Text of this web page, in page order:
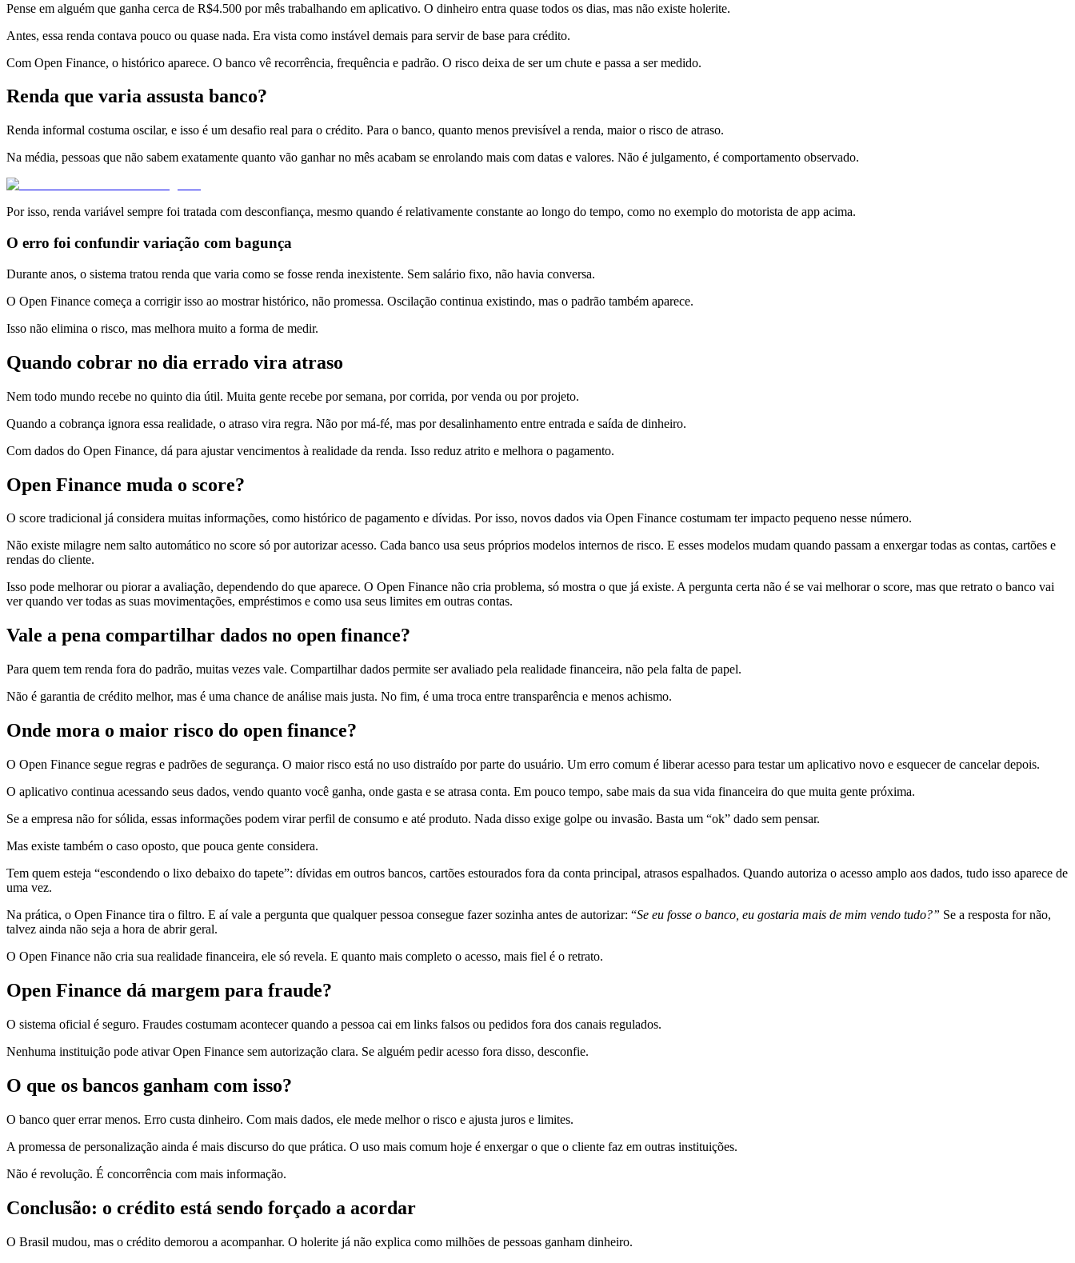
Pense em alguém que ganha cerca de R$4.500 por mês trabalhando em aplicativo. O dinheiro entra quase todos os dias, mas não existe holerite.
Antes, essa renda contava pouco ou quase nada. Era vista como instável demais para servir de base para crédito.
Com Open Finance, o histórico aparece. O banco vê recorrência, frequência e padrão. O risco deixa de ser um chute e passa a ser medido.
Renda que varia assusta banco?
Renda informal costuma oscilar, e isso é um desafio real para o crédito. Para o banco, quanto menos previsível a renda, maior o risco de atraso.
Na média, pessoas que não sabem exatamente quanto vão ganhar no mês acabam se enrolando mais com datas e valores. Não é julgamento, é comportamento observado.
Por isso, renda variável sempre foi tratada com desconfiança, mesmo quando é relativamente constante ao longo do tempo, como no exemplo do motorista de app acima.
O erro foi confundir variação com bagunça
Durante anos, o sistema tratou renda que varia como se fosse renda inexistente. Sem salário fixo, não havia conversa.
O Open Finance começa a corrigir isso ao mostrar histórico, não promessa. Oscilação continua existindo, mas o padrão também aparece.
Isso não elimina o risco, mas melhora muito a forma de medir.
Quando cobrar no dia errado vira atraso
Nem todo mundo recebe no quinto dia útil. Muita gente recebe por semana, por corrida, por venda ou por projeto.
Quando a cobrança ignora essa realidade, o atraso vira regra. Não por má-fé, mas por desalinhamento entre entrada e saída de dinheiro.
Com dados do Open Finance, dá para ajustar vencimentos à realidade da renda. Isso reduz atrito e melhora o pagamento.
Open Finance muda o score?
O score tradicional já considera muitas informações, como histórico de pagamento e dívidas. Por isso, novos dados via Open Finance costumam ter impacto pequeno nesse número.
Não existe milagre nem salto automático no score só por autorizar acesso. Cada banco usa seus próprios modelos internos de risco. E esses modelos mudam quando passam a enxergar todas as contas, cartões e
rendas do cliente.
Isso pode melhorar ou piorar a avaliação, dependendo do que aparece. O Open Finance não cria problema, só mostra o que já existe. A pergunta certa não é se vai melhorar o score, mas que retrato o banco vai
ver quando ver todas as suas movimentações, empréstimos e como usa seus limites em outras contas.
Vale a pena compartilhar dados no open finance?
Para quem tem renda fora do padrão, muitas vezes vale. Compartilhar dados permite ser avaliado pela realidade financeira, não pela falta de papel.
Não é garantia de crédito melhor, mas é uma chance de análise mais justa. No fim, é uma troca entre transparência e menos achismo.
Onde mora o maior risco do open finance?
O Open Finance segue regras e padrões de segurança. O maior risco está no uso distraído por parte do usuário. Um erro comum é liberar acesso para testar um aplicativo novo e esquecer de cancelar depois.
O aplicativo continua acessando seus dados, vendo quanto você ganha, onde gasta e se atrasa conta. Em pouco tempo, sabe mais da sua vida financeira do que muita gente próxima.
Se a empresa não for sólida, essas informações podem virar perfil de consumo e até produto. Nada disso exige golpe ou invasão. Basta um “ok” dado sem pensar.
Mas existe também o caso oposto, que pouca gente considera.
Tem quem esteja “escondendo o lixo debaixo do tapete”: dívidas em outros bancos, cartões estourados fora da conta principal, atrasos espalhados. Quando autoriza o acesso amplo aos dados, tudo isso aparece de
uma vez.
Na prática, o Open Finance tira o filtro. E aí vale a pergunta que qualquer pessoa consegue fazer sozinha antes de autorizar: “Se eu fosse o banco, eu gostaria mais de mim vendo tudo?” Se a resposta for não,
talvez ainda não seja a hora de abrir geral.
O Open Finance não cria sua realidade financeira, ele só revela. E quanto mais completo o acesso, mais fiel é o retrato.
Open Finance dá margem para fraude?
O sistema oficial é seguro. Fraudes costumam acontecer quando a pessoa cai em links falsos ou pedidos fora dos canais regulados.
Nenhuma instituição pode ativar Open Finance sem autorização clara. Se alguém pedir acesso fora disso, desconfie.
O que os bancos ganham com isso?
O banco quer errar menos. Erro custa dinheiro. Com mais dados, ele mede melhor o risco e ajusta juros e limites.
A promessa de personalização ainda é mais discurso do que prática. O uso mais comum hoje é enxergar o que o cliente faz em outras instituições.
Não é revolução. É concorrência com mais informação.
Conclusão: o crédito está sendo forçado a acordar
O Brasil mudou, mas o crédito demorou a acompanhar. O holerite já não explica como milhões de pessoas ganham dinheiro.